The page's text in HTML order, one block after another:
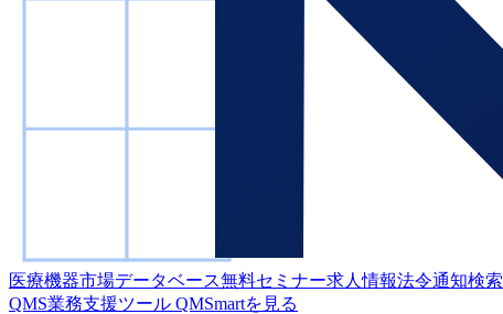
医療機器市場データベース無料セミナー求人情報法令通知検索
QMS業務支援ツール QMSmartを見る